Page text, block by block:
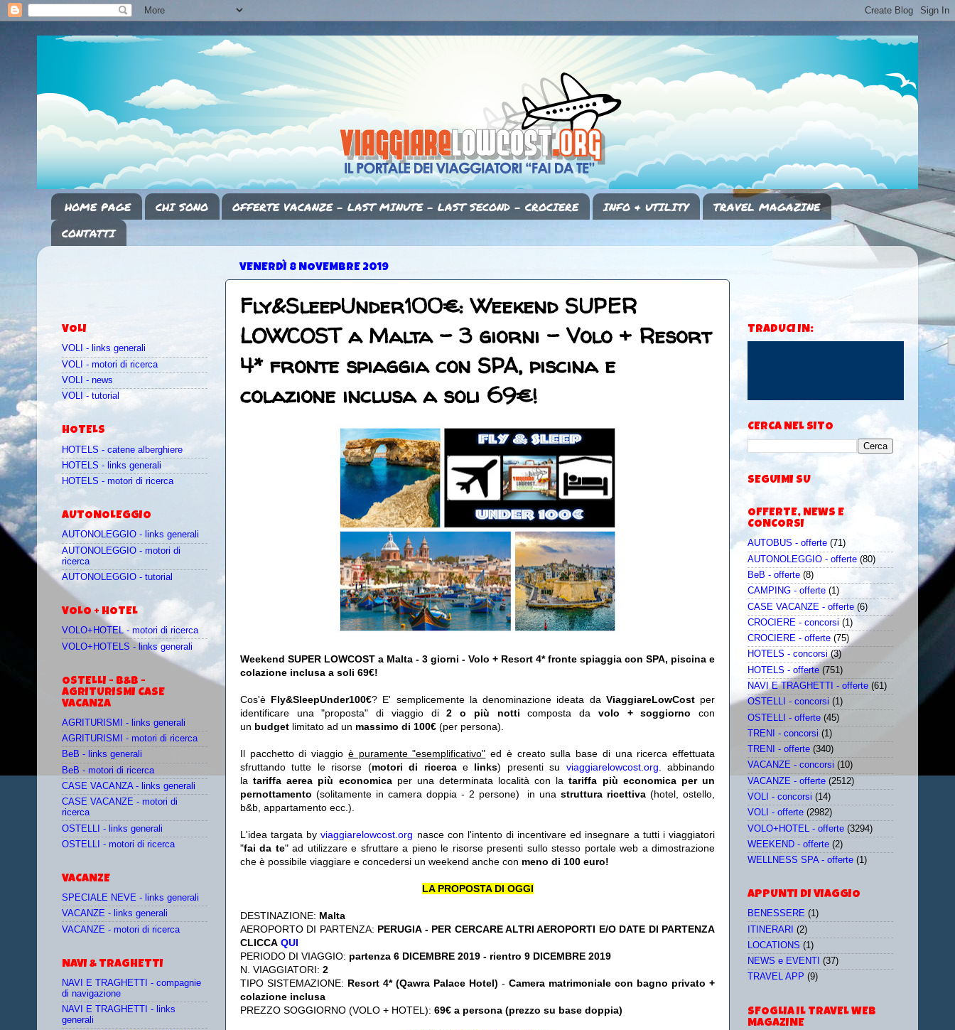
HOME PAGE CHI SONO OFFERTE VACANZE - LAST MINUTE - LAST SECOND - CROCIERE INFO & UTILITY
TRAVEL MAGAZINE
CONTATTI
VENERDÌ 8 NOVEMBRE 2019
Fly&SleepUnder100€: Weekend SUPER
LOWCOST a Malta - 3 giorni - Volo + Resort
4* fronte spiaggia con SPA, piscina e
colazione inclusa a soli 69€!
Weekend SUPER LOWCOST a Malta - 3 giorni - Volo + Resort 4* fronte spiaggia con SPA, piscina e
colazione inclusa a soli 69€!
Cos'è Fly&SleepUnder100€? E' semplicemente la denominazione ideata da ViaggiareLowCost per
identificare una "proposta" di viaggio di2 o più notti composta da volo + soggiorno con
un budget limitato ad un massimo di 100€ (per persona).
Il pacchetto di viaggio è puramente "esemplificativo" ed è creato sulla base di una ricerca effettuata
sfruttando tutte le risorse (motori di ricerca e links) presenti su viaggiarelowcost.org . abbinando
la tariffa aerea più economicaper una determinata località con latariffa più economica per un
pernottamento (solitamente in camera doppia - 2 persone) in unastruttura ricettiva (hotel, ostello,
b&b, appartamento ecc.).
L'idea targata byviaggiarelowcost.org nasce con l'intento di incentivare ed insegnare a tutti i viaggiatori
"fai da te" ad utilizzare e sfruttare a pieno le risorse presenti sullo stesso portale web a dimostrazione
che è possibile viaggiare e concedersi un weekend anche con meno di 100 euro!
LA PROPOSTA DI OGGI
DESTINAZIONE: Malta
AEROPORTO DI PARTENZA: PERUGIA - PER CERCARE ALTRI AEROPORTI E/O DATE DI PARTENZA
CLICCA QUI
PERIODO DI VIAGGIO: partenza 6 DICEMBRE 2019 - rientro 9 DICEMBRE 2019
N. VIAGGIATORI: 2
TIPO SISTEMAZIONE: Resort 4* (Qawra Palace Hotel) - Camera matrimoniale con bagno privato +
colazione inclusa
PREZZO SOGGIORNO (VOLO + HOTEL): 69€ a persona (prezzo su base doppia)
VOLI
VOLI - links generali
VOLI - motori di ricerca
VOLI - news
VOLI - tutorial
HOTELS
HOTELS - catene alberghiere
HOTELS - links generali
HOTELS - motori di ricerca
AUTONOLEGGIO
AUTONOLEGGIO - links generali
AUTONOLEGGIO - motori di
ricerca
AUTONOLEGGIO - tutorial
VOLO + HOTEL
VOLO+HOTEL - motori di ricerca
VOLO+HOTELS - links generali
OSTELLI - B&B -
AGRITURISMI CASE
VACANZA
AGRITURISMI - links generali
AGRITURISMI - motori di ricerca
BeB - links generali
BeB - motori di ricerca
CASE VACANZA - links generali
CASE VACANZE - motori di
ricerca
OSTELLI - links generali
OSTELLI - motori di ricerca
VACANZE
SPECIALE NEVE - links generali
VACANZE - links generali
VACANZE - motori di ricerca
NAVI & TRAGHETTI
NAVI E TRAGHETTI - compagnie
di navigazione
NAVI E TRAGHETTI - links
generali
TRADUCI IN:
CERCA NEL SITO
SEGUIMI SU
OFFERTE, NEWS E
CONCORSI
AUTOBUS - offerte (71)
AUTONOLEGGIO - offerte (80)
BeB - offerte (8)
CAMPING - offerte (1)
CASE VACANZE - offerte (6)
CROCIERE - concorsi (1)
CROCIERE - offerte (75)
HOTELS - concorsi (3)
HOTELS - offerte (751)
NAVI E TRAGHETTI - offerte (61)
OSTELLI - concorsi (1)
OSTELLI - offerte (45)
TRENI - concorsi (1)
TRENI - offerte (340)
VACANZE - concorsi (10)
VACANZE - offerte (2512)
VOLI - concorsi (14)
VOLI - offerte (2982)
VOLO+HOTEL - offerte (3294)
WEEKEND - offerte (2)
WELLNESS SPA - offerte (1)
APPUNTI DI VIAGGIO
BENESSERE (1)
ITINERARI (2)
LOCATIONS (1)
NEWS e EVENTI
(37)
TRAVEL APP (9)
SFOGLIA IL TRAVEL WEB
MAGAZINE